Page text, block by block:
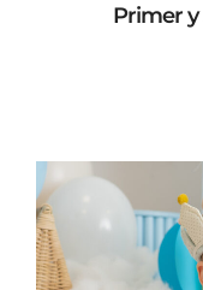
Primer